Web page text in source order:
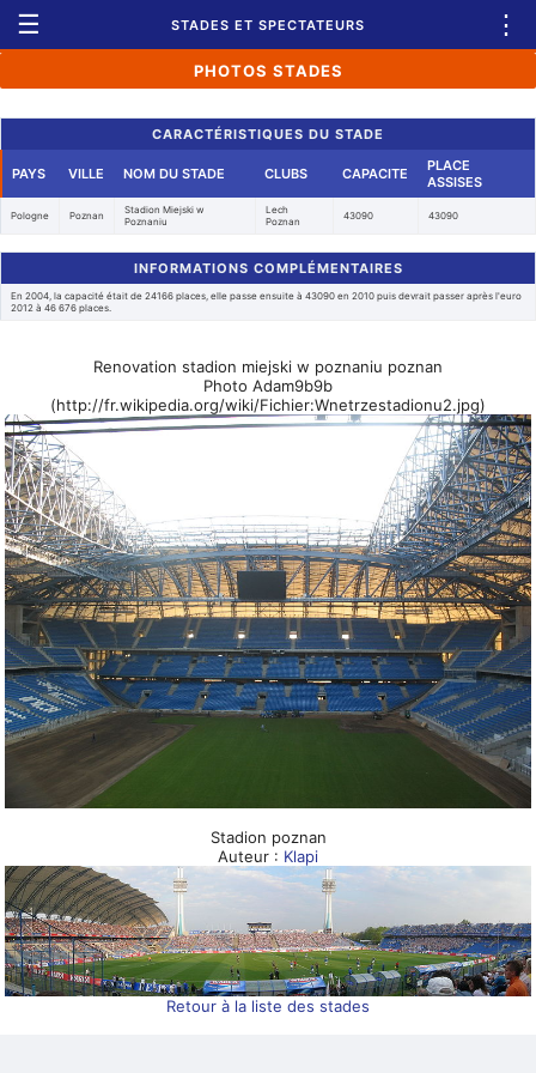
☰ STADES ET SPECTATEURS ⋮
PHOTOS STADES
CARACTÉRISTIQUES DU STADE
PAYS VILLE NOM DU STADE CLUBS CAPACITE
PLACE
ASSISES
Pologne Poznan
Stadion Miejski w
Poznaniu
Lech
Poznan
43090 43090
INFORMATIONS COMPLÉMENTAIRES
En 2004, la capacité était de 24166 places, elle passe ensuite à 43090 en 2010 puis devrait passer après l'euro
2012 à 46 676 places.
Renovation stadion miejski w poznaniu poznan
Photo Adam9b9b
(http://fr.wikipedia.org/wiki/Fichier:Wnetrzestadionu2.jpg)
Stadion poznan
Auteur : Klapi
Retour à la liste des stades